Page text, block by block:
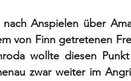
Anspielen über
von Finn getretenen
wollte diesen
zwar weiter im